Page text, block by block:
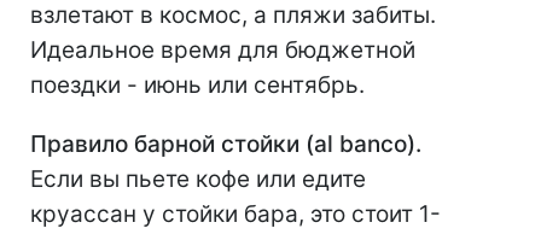
взлетают в космос, а пляжи забиты.
Идеальное время для бюджетной
поездки - июнь или сентябрь.
Правило барной стойки (al banco).
Если вы пьете кофе или едите
круассан у стойки бара, это стоит 1-